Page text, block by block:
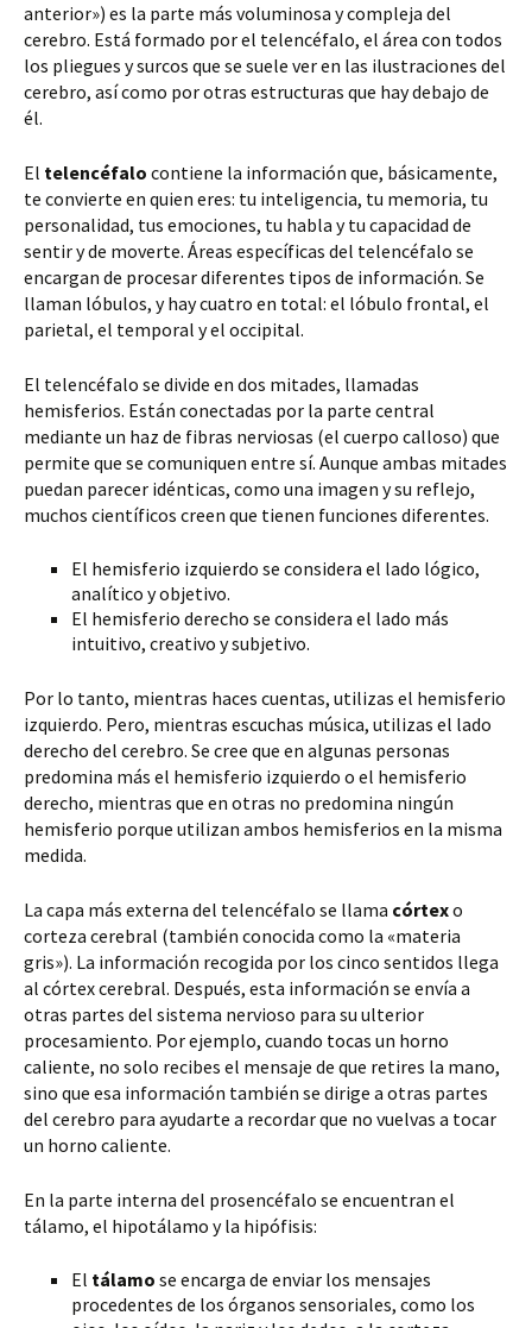
anterior») es la parte más voluminosa y compleja del
cerebro. Está formado por el telencéfalo, el área con todos
los pliegues y surcos que se suele ver en las ilustraciones del
cerebro, así como por otras estructuras que hay debajo de
él.
El telencéfalo contiene la información que, básicamente,
te convierte en quien eres: tu inteligencia, tu memoria, tu
personalidad, tus emociones, tu habla y tu capacidad de
sentir y de moverte. Áreas específicas del telencéfalo se
encargan de procesar diferentes tipos de información. Se
llaman lóbulos, y hay cuatro en total: el lóbulo frontal, el
parietal, el temporal y el occipital.
El telencéfalo se divide en dos mitades, llamadas
hemisferios. Están conectadas por la parte central
mediante un haz de fibras nerviosas (el cuerpo calloso) que
permite que se comuniquen entre sí. Aunque ambas mitades
puedan parecer idénticas, como una imagen y su reflejo,
muchos científicos creen que tienen funciones diferentes.
El hemisferio izquierdo se considera el lado lógico,
analítico y objetivo.
El hemisferio derecho se considera el lado más
intuitivo, creativo y subjetivo.
Por lo tanto, mientras haces cuentas, utilizas el hemisferio
izquierdo. Pero, mientras escuchas música, utilizas el lado
derecho del cerebro. Se cree que en algunas personas
predomina más el hemisferio izquierdo o el hemisferio
derecho, mientras que en otras no predomina ningún
hemisferio porque utilizan ambos hemisferios en la misma
medida.
La capa más externa del telencéfalo se llama córtexo
corteza cerebral (también conocida como la «materia
gris»). La información recogida por los cinco sentidos llega
al córtex cerebral. Después, esta información se envía a
otras partes del sistema nervioso para su ulterior
procesamiento. Por ejemplo, cuando tocas un horno
caliente, no solo recibes el mensaje de que retires la mano,
sino que esa información también se dirige a otras partes
del cerebro para ayudarte a recordar que no vuelvas a tocar
un horno caliente.
En la parte interna del prosencéfalo se encuentran el
tálamo, el hipotálamo y la hipófisis:
El tálamo se encarga de enviar los mensajes
procedentes de los órganos sensoriales, como los